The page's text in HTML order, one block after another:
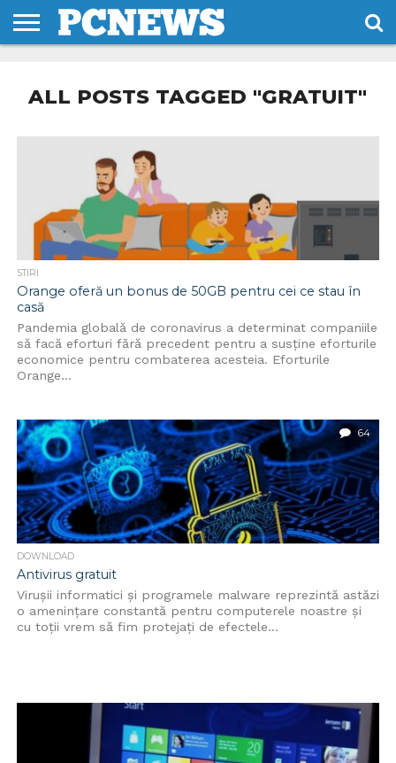
NOI
SI
CONDITII
ALL POSTS TAGGED "GRATUIT"
STIRI
Orange oferă un bonus de 50GB pentru cei ce stau în
casă
Pandemia globală de coronavirus a determinat companiile
să facă eforturi fără precedent pentru a susține eforturile
economice pentru combaterea acesteia. Eforturile
Orange...
64
DOWNLOAD
Antivirus gratuit
Virușii informatici și programele malware reprezintă astăzi
o amenințare constantă pentru computerele noastre și
cu toții vrem să fim protejați de efectele...